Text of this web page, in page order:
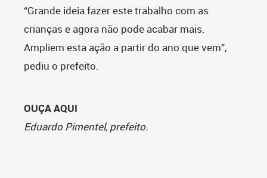
“Grande ideia fazer este trabalho com as
crianças e agora não pode acabar mais.
Ampliem esta ação a partir do ano que vem”,
pediu o prefeito.
OUÇA AQUI
Eduardo Pimentel, prefeito.